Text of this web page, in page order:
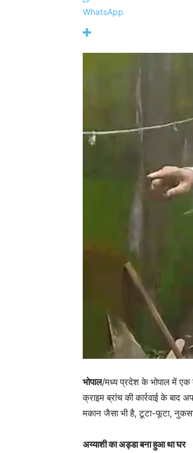
WhatsApp
भोपाल/मध्य प्रदेश के भोपाल में
क्राइम ब्रांच की कार्रवाई के
मकान जैसा भी है, टूटा-फूटा,
अय्याशी का अड्डा बना हुआ था घर